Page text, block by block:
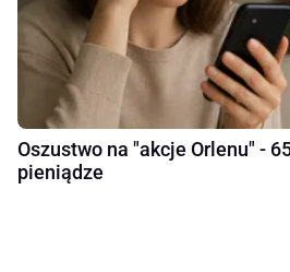
Oszustwo na "akcje Orlenu" -
pieniądze